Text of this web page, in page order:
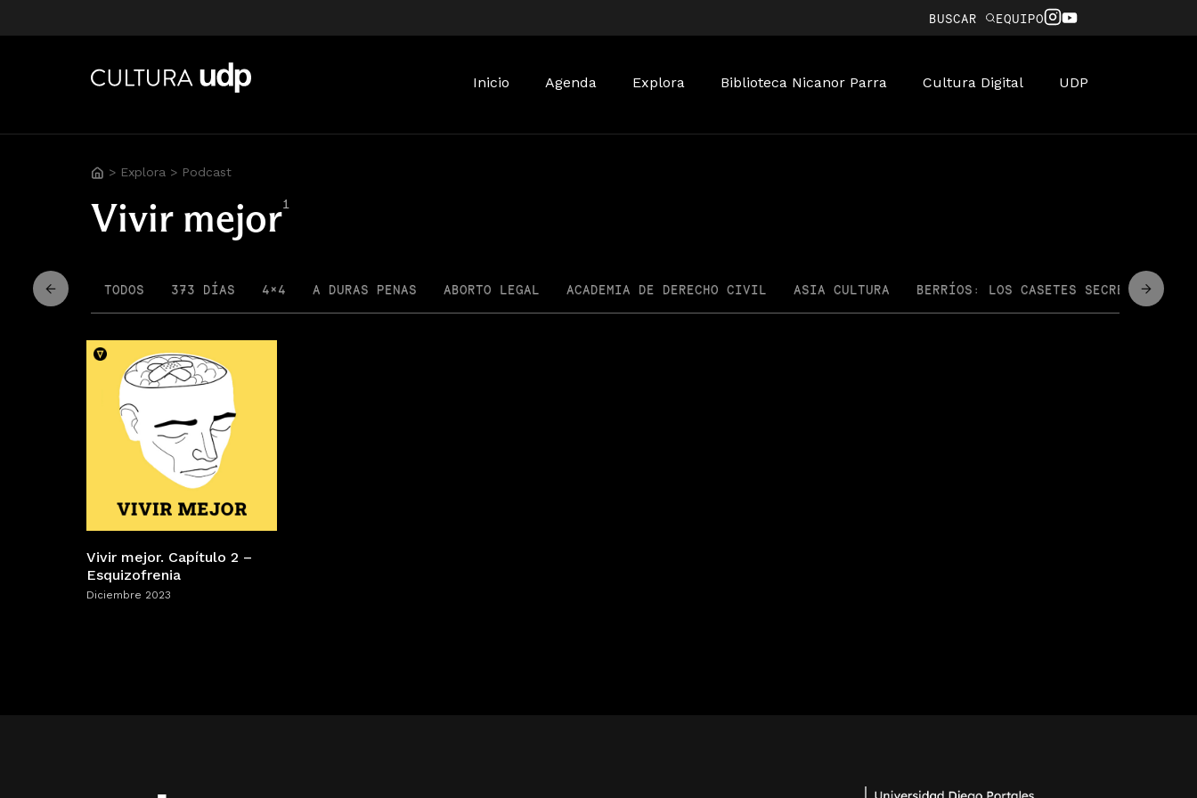
BUSCAR EQUIPO
Inicio Agenda Explora Biblioteca Nicanor Parra Cultura Digital UDP
> Explora > Podcast
Vivir mejor1
TODOS 373 DÍAS 4×4 A DURAS PENAS ABORTO LEGAL ACADEMIA DE DERECHO CIVIL ASIA CULTURA BERRÍOS: LOS CASETES SECRETOS
Vivir mejor. Capítulo 2 –
Esquizofrenia
Diciembre 2023